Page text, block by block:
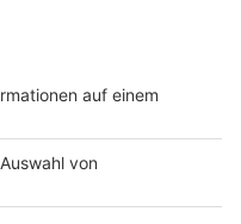
jetzt beim DOSB.
mit
ins Rennen gehen
Berlin, München und
Wie die Chancen
sagen. Auch für